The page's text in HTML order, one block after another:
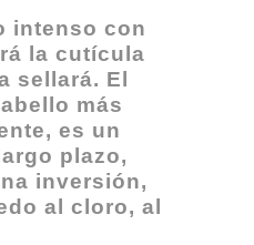
intenso con
la cutícula
sellará. El
más
es un
plazo,
inversión,
al cloro, al